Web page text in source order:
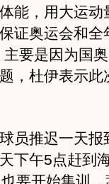
能，用大运动
证奥运会和全
要是因为国
，杜伊表示此
推迟一天报
下午5点赶到